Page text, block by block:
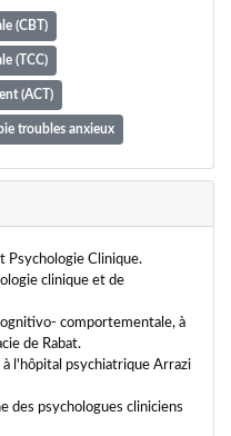
(CBT)
(TCC)
(ACT)
troubles anxieux
Psychologie Clinique.
clinique et de
comportementale, à
de Rabat.
l'hôpital psychiatrique Arrazi
des psychologues cliniciens